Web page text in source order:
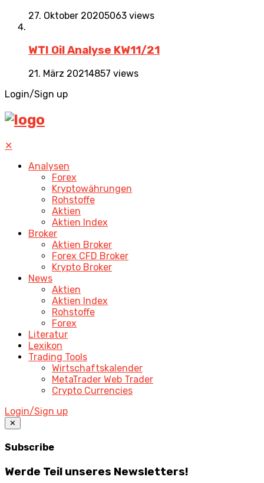
27. Oktober 20205063 views
WTI Oil Analyse KW11/21
21. März 20214857 views
Login/Sign up
✕
Analysen
Forex
Kryptowährungen
Rohstoffe
Aktien
Aktien Index
Broker
Aktien Broker
Forex CFD Broker
Krypto Broker
News
Aktien
Aktien Index
Rohstoffe
Forex
Literatur
Lexikon
Trading Tools
Wirtschaftskalender
MetaTrader Web Trader
Crypto Currencies
Login/Sign up
✕
Subscribe
Werde Teil unseres Newsletters!